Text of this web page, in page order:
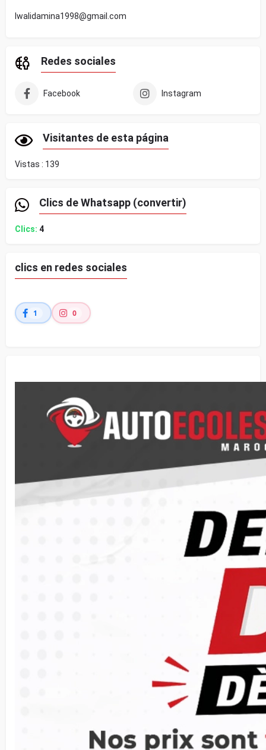
lwalidamina1998@gmail.com
Redes sociales
Facebook Instagram
Visitantes de esta página
Vistas : 139
Clics de Whatsapp (convertir)
Clics: 4
clics en redes sociales
1 0